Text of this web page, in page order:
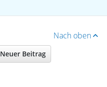
Nach oben
Neuer Beitrag